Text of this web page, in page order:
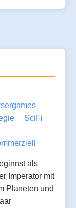
SciFi
als
Imperator mit
Planeten und